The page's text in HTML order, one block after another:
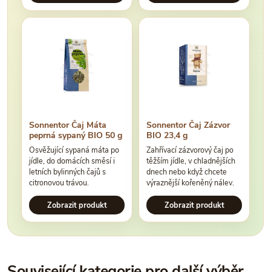
Sonnentor Čaj Máta
peprná sypaný BIO 50 g
Osvěžující sypaná máta po
jídle, do domácích směsí i
letních bylinných čajů s
citronovou trávou.
Zobrazit produkt
Sonnentor Čaj Zázvor
BIO 23,4 g
Zahřívací zázvorový čaj po
těžším jídle, v chladnějších
dnech nebo když chcete
výraznější kořeněný nálev.
Zobrazit produkt